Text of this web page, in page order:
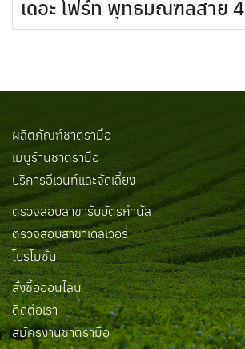
เดอะ โฟร์ท พุทธมณฑลสาย 4
ผลิตภัณฑ์ชาตรามือ
เมนูร้านชาตรามือ
บริการอีเวนท์และจัดเลี้ยง
ตรวจสอบสาขารับบัตรกำนัล
ตรวจสอบสาขาเดลิเวอรี่
โปรโมชั่น
สั่งซื้อออนไลน์
ติดต่อเรา
สมัครงานชาตรามือ